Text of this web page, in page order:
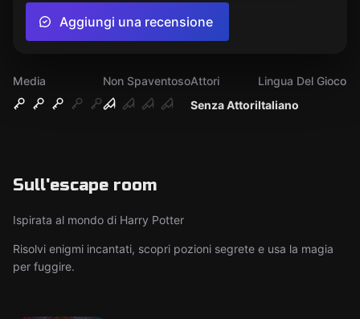
Media
Non Spaventoso
Senza Attori
Attori
Italiano
Lingua Del Gioco
Sull'escape room
Ispirata al mondo di Harry Potter
Risolvi enigmi incantati, scopri pozioni segrete e usa la magia
per fuggire.
Aggiungi una recensione